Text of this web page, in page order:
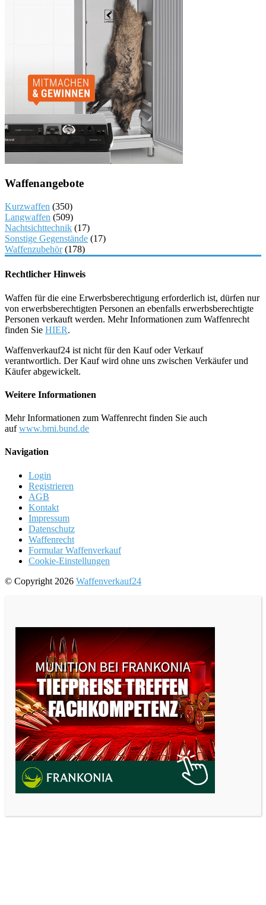
Waffenangebote
Kurzwaffen (350)
Langwaffen (509)
Nachtsichttechnik (17)
Sonstige Gegenstände (17)
Waffenzubehör(178)
Rechtlicher Hinweis
Waffen für die eine Erwerbsberechtigung erforderlich ist, dürfen nur
von erwerbsberechtigten Personen an ebenfalls erwerbsberechtigte
Personen verkauft werden. Mehr Informationen zum Waffenrecht
finden Sie HIER.
Waffenverkauf24 ist nicht für den Kauf oder Verkauf
verantwortlich. Der Kauf wird ohne uns zwischen Verkäufer und
Käufer abgewickelt.
Weitere Informationen
Mehr Informationen zum Waffenrecht finden Sie auch
aufwww.bmi.bund.de
Navigation
Login
Registrieren
AGB
Kontakt
Impressum
Datenschutz
Waffenrecht
Formular Waffenverkauf
Cookie-Einstellungen
© Copyright 2026 Waffenverkauf24